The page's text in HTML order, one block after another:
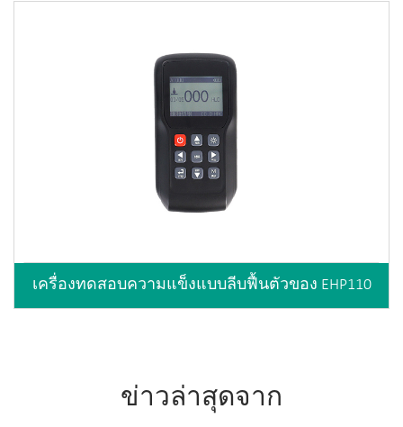
เครื่องทดสอบความแข็งแบบลีบฟื้นตัวของ EHP110
ข่าวล่าสุดจาก